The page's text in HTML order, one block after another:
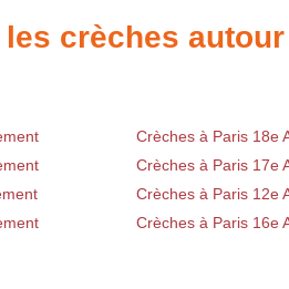
crèches
Crèches à Paris 18e
Crèches à Paris 17e
Crèches à Paris 12e
Crèches à Paris 16e